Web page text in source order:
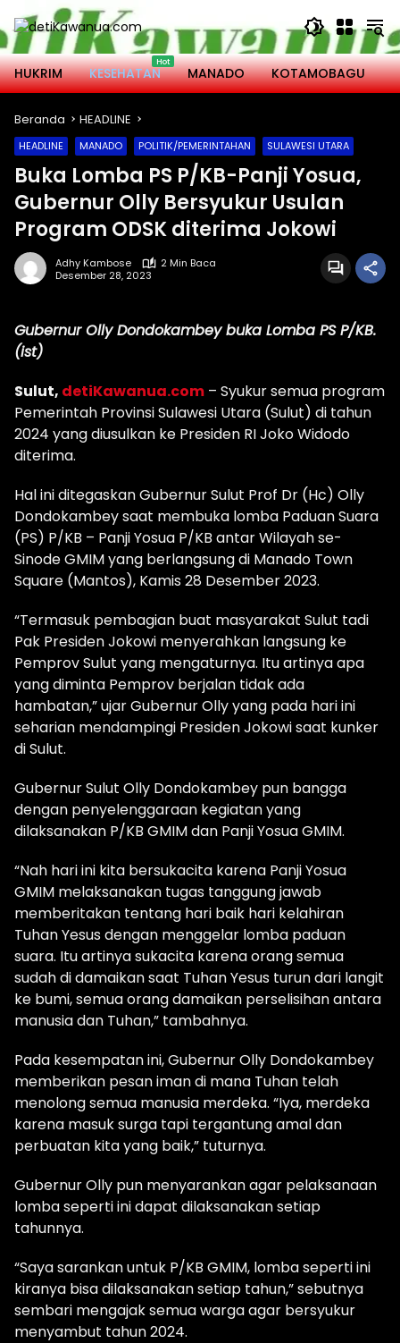
Langsung
ke
konten
HUKRIM
KESEHATAN MANADO KOTAMOBAGU
Beranda HEADLINE
HEADLINE MANADO POLITIK/PEMERINTAHAN SULAWESI UTARA
Buka Lomba PS P/KB-Panji Yosua,
Gubernur Olly Bersyukur Usulan
Program ODSK diterima Jokowi
Adhy Kambose
2 Min Baca
Desember 28, 2023
Gubernur Olly Dondokambey buka Lomba PS P/KB.
(ist)
Sulut, detiKawanua.com – Syukur semua program
Pemerintah Provinsi Sulawesi Utara (Sulut) di tahun
2024 yang diusulkan ke Presiden RI Joko Widodo
diterima.
Hal ini ditegaskan Gubernur Sulut Prof Dr (Hc) Olly
Dondokambey saat membuka lomba Paduan Suara
(PS) P/KB – Panji Yosua P/KB antar Wilayah se-
Sinode GMIM yang berlangsung di Manado Town
Square (Mantos), Kamis 28 Desember 2023.
“Termasuk pembagian buat masyarakat Sulut tadi
Pak Presiden Jokowi menyerahkan langsung ke
Pemprov Sulut yang mengaturnya. Itu artinya apa
yang diminta Pemprov berjalan tidak ada
hambatan,” ujar Gubernur Olly yang pada hari ini
seharian mendampingi Presiden Jokowi saat kunker
di Sulut.
Gubernur Sulut Olly Dondokambey pun bangga
dengan penyelenggaraan kegiatan yang
dilaksanakan P/KB GMIM dan Panji Yosua GMIM.
“Nah hari ini kita bersukacita karena Panji Yosua
GMIM melaksanakan tugas tanggung jawab
memberitakan tentang hari baik hari kelahiran
Tuhan Yesus dengan menggelar lomba paduan
suara. Itu artinya sukacita karena orang semua
sudah di damaikan saat Tuhan Yesus turun dari langit
ke bumi, semua orang damaikan perselisihan antara
manusia dan Tuhan,” tambahnya.
Pada kesempatan ini, Gubernur Olly Dondokambey
memberikan pesan iman di mana Tuhan telah
menolong semua manusia merdeka. “Iya, merdeka
karena masuk surga tapi tergantung amal dan
perbuatan kita yang baik,” tuturnya.
Gubernur Olly pun menyarankan agar pelaksanaan
lomba seperti ini dapat dilaksanakan setiap
tahunnya.
“Saya sarankan untuk P/KB GMIM, lomba seperti ini
kiranya bisa dilaksanakan setiap tahun,” sebutnya
sembari mengajak semua warga agar bersyukur
menyambut tahun 2024.